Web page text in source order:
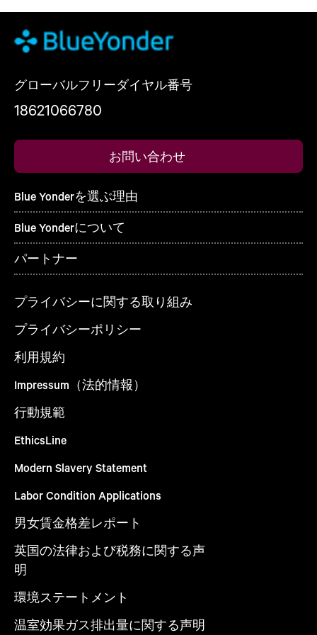
グローバルフリーダイヤル番号
18621066780
お問い合わせ
Blue Yonderを選ぶ理由
Blue Yonderについて
パートナー
プライバシーに関する取り組み
プライバシーポリシー
利用規約
Impressum（法的情報）
行動規範
EthicsLine
Modern Slavery Statement
Labor Condition Applications
男女賃金格差レポート
英国の法律および税務に関する声
明
環境ステートメント
温室効果ガス排出量に関する声明